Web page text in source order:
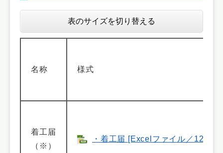
表のサイズを切り替える
名称 様式
着工届
（※）
・着工届 [Excelファイル／12KB]